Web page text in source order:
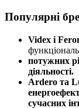
Популярні
Videx і
потужних
діяльності.
Ardero та
сучасних